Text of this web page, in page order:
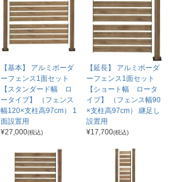
【基本】 アルミボーダ
ーフェンス1面セット
【スタンダード幅 ロ
ータイプ】 （フェンス
幅120×支柱高97cm） 1
面設置用
¥27,000(税込)
【延長】 アルミボーダ
ーフェンス1面セット
【ショート幅 ロータ
イプ】 （フェンス幅90
×支柱高97cm） 継足し
設置用
¥17,700(税込)